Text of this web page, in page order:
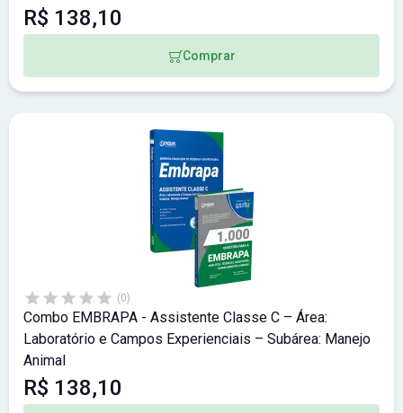
R$ 138,10
Comprar
(0)
Combo EMBRAPA - Assistente Classe C – Área:
Laboratório e Campos Experienciais – Subárea: Manejo
Animal
R$ 138,10